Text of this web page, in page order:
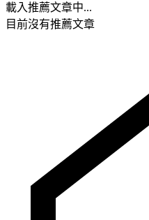
載入推薦文章中...
目前沒有推薦文章